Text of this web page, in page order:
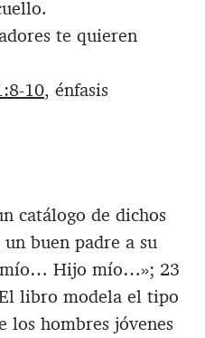
te quieren
10, énfasis
catálogo de dichos
buen padre a su
Hijo mío…»; 23
libro modela el tipo
los hombres jóvenes